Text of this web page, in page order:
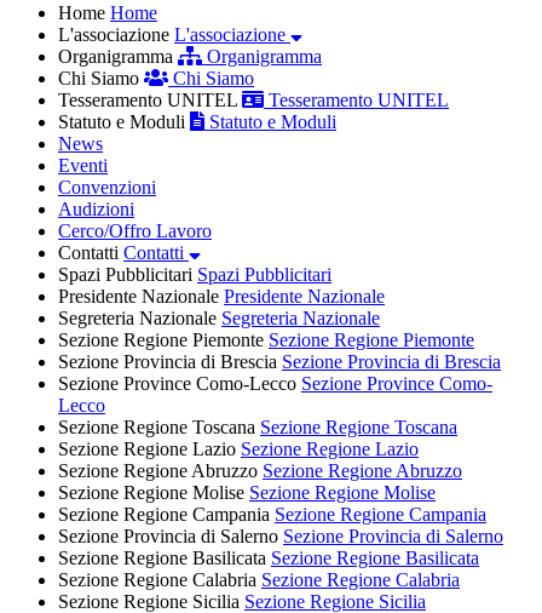
Home Home
L'associazione L'associazione
Organigramma
Organigramma
Chi Siamo
Chi Siamo
Tesseramento UNITEL
Tesseramento UNITEL
Statuto e Moduli
Statuto e Moduli
News
Eventi
Convenzioni
Audizioni
Cerco/Offro Lavoro
Contatti Contatti
Spazi Pubblicitari Spazi Pubblicitari
Presidente Nazionale Presidente Nazionale
Segreteria Nazionale Segreteria Nazionale
Sezione Regione Piemonte Sezione Regione Piemonte
Sezione Provincia di Brescia Sezione Provincia di Brescia
Sezione Province Como-Lecco Sezione Province Como-
Lecco
Sezione Regione Toscana Sezione Regione Toscana
Sezione Regione Lazio Sezione Regione Lazio
Sezione Regione Abruzzo Sezione Regione Abruzzo
Sezione Regione Molise Sezione Regione Molise
Sezione Regione Campania Sezione Regione Campania
Sezione Provincia di Salerno Sezione Provincia di Salerno
Sezione Regione Basilicata Sezione Regione Basilicata
Sezione Regione Calabria Sezione Regione Calabria
Sezione Regione Sicilia Sezione Regione Sicilia